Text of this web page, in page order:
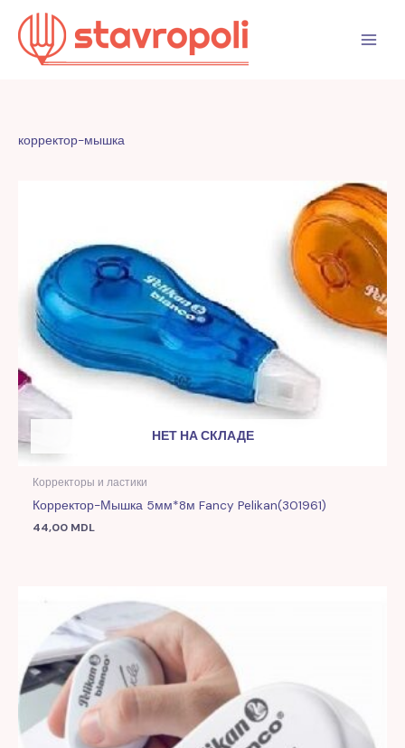
Перейти
содержимому
корректор-мышка
НЕТ НА СКЛАДЕ
Корректоры и ластики
Корректор-Мышка 5мм*8м Fancy Pelikan(301961)
44,00 MDL